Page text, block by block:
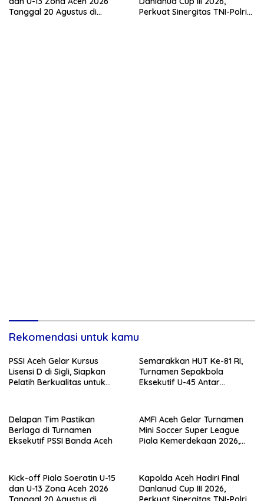
Tanggal 20 Agustus di
Perkuat Sinergitas TNI-Polri
Rekomendasi untuk kamu
PSSI Aceh Gelar Kursus
Lisensi D di Sigli, Siapkan
Pelatih Berkualitas untuk
Semarakkan HUT Ke-81 RI,
Turnamen Sepakbola
Eksekutif U-45 Antar
Delapan Tim Pastikan
Berlaga di Turnamen
Eksekutif PSSI Banda Aceh
AMFI Aceh Gelar Turnamen
Mini Soccer Super League
Piala Kemerdekaan 2026,
Kick-off Piala Soeratin U-15
dan U-13 Zona Aceh 2026
Kapolda Aceh Hadiri Final
Danlanud Cup III 2026,